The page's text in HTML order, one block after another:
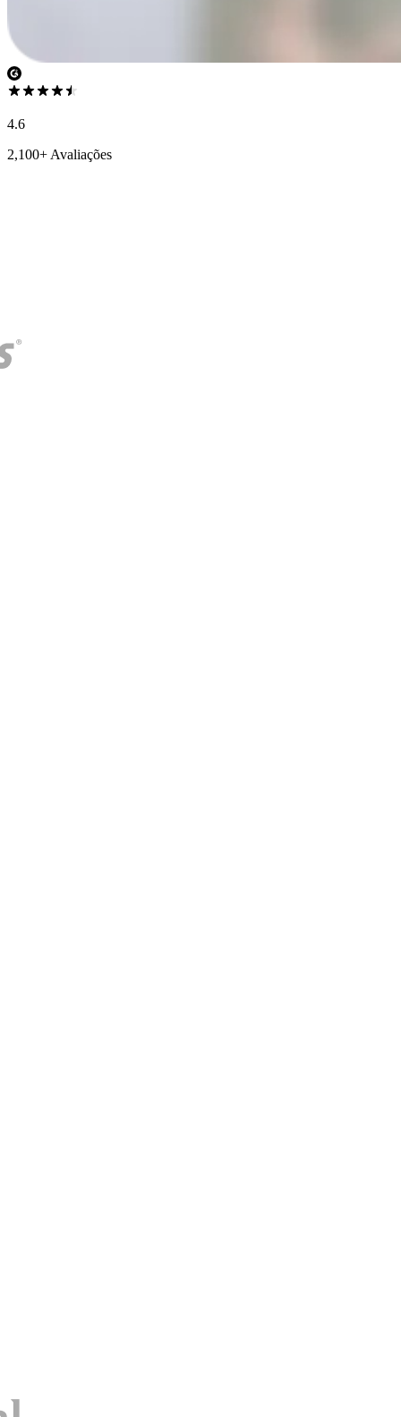
4.6
2,100+ Avaliações